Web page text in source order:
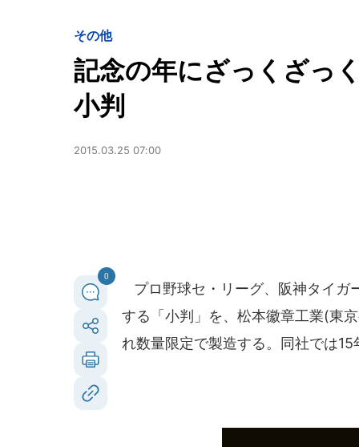
その他
記念の年にざっくざっ
小判
2015.03.25 07:00
0
プロ野球セ・リーグ、阪神タイガ
する「小判」を、松本徽章工業(東
れ数量限定で製造する。同社では